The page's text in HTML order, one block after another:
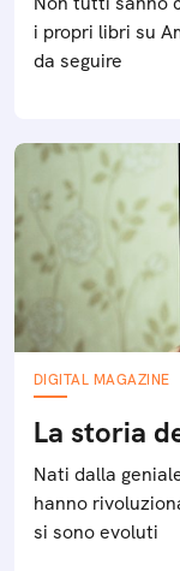
i propri libri su
da seguire
DIGITAL MAGAZINE
La storia
Nati dalla
hanno
si sono evoluti